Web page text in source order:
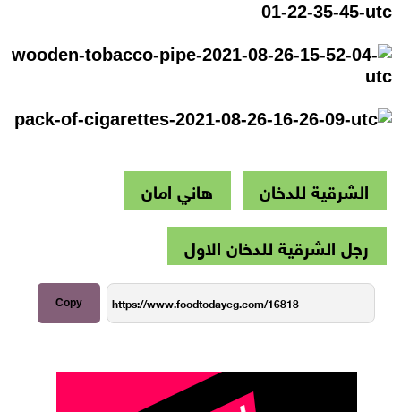
الشرقية للدخان
هاني امان
رجل الشرقية للدخان الاول
Copy